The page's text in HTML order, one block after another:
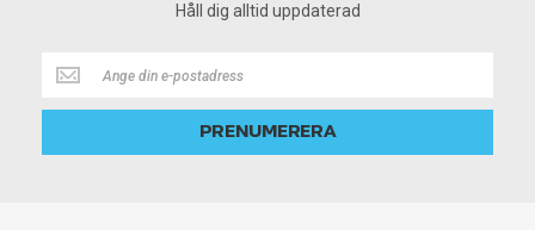
Håll dig alltid uppdaterad
Håll
dig
alltid
PRENUMERERA